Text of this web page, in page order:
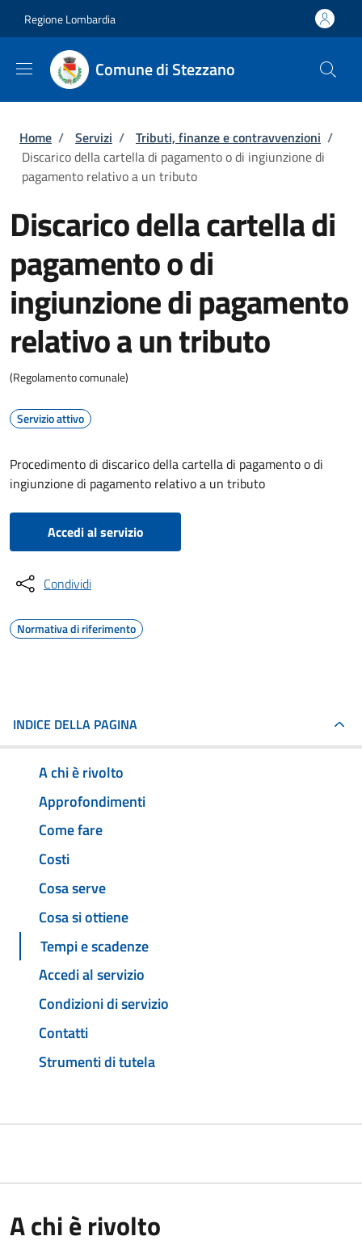
Regione Lombardia
Comune di Stezzano
Briciole di pane
Home / Servizi / Tributi, finanze e contravvenzioni /
Discarico della cartella di pagamento o di ingiunzione di
pagamento relativo a un tributo
Discarico della cartella di
pagamento o di
ingiunzione di pagamento
relativo a un tributo
(Regolamento comunale)
Servizio attivo
Procedimento di discarico della cartella di pagamento o di
ingiunzione di pagamento relativo a un tributo
Accedi al servizio
Condividi
Normativa di riferimento
INDICE DELLA PAGINA
A chi è rivolto
Approfondimenti
Come fare
Costi
Cosa serve
Cosa si ottiene
Tempi e scadenze
Accedi al servizio
Condizioni di servizio
Contatti
Strumenti di tutela
A chi è rivolto